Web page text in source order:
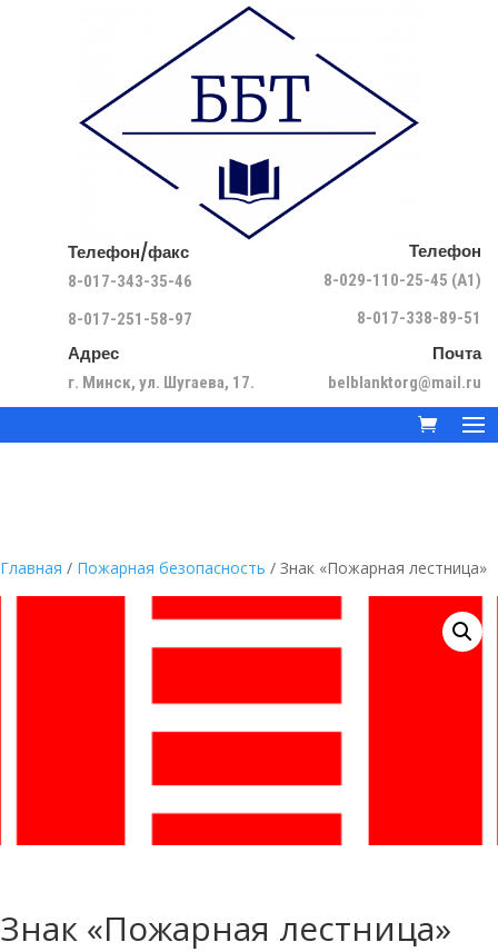
Телефон
8-029-110-25-45 (A1)
8-017-338-89-51
Телефон/факс
8-017-343-35-46
8-017-251-58-97
Почта
belblanktorg@mail.ru
Адрес
г. Минск, ул. Шугаева, 17.
Главная / Пожарная безопасность / Знак «Пожарная лестница»
Знак «Пожарная лестница»